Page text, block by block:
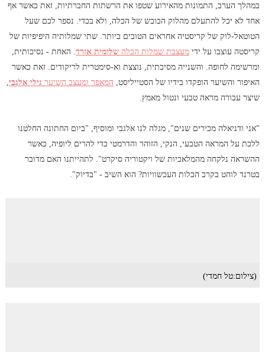
במהלך הערב, התמונות מהאירוע שטפו את הרשתות החברתיות, זאת כאשר אף
אחד לא יכל להתעלם מהלוק הכובש של הכלה, ולא בכדי. נספר לכם שעל
הטוטאל-לוק של קריסטיה אחראים הטובים ביותר. שתי שמלותיה היפיפיות של
קריסטה עוצבו על ידי מעצבת שמלות הכלה שלומית אזרד. האחת - נסיכותית,
ומרשימה לחופה. והשנייה מסיבתית, נוצצת וא-סימטרית לריקודים. זאת כאשר
האיפור והשיער הופקדו בידיו של הסטייליסט, המאפר ומעצב השיער גילי אלגבי,
שיצר עבורה מראה טבעי ונטול מאמץ.
"אני ודניאלה מכירים שנים", מגלה לנו אלגבי ומוסיף, "ביום החתונה החלטנו
ללכת על המראה הטבעי, הנקי, הזוהר והדרמטי כדי להרים ליופיה, כאשר
ההשראה נלקחה מהמלאכיות של ויקטוריה סיקרט". לתהייתנו האם מדובר
בטרנד לוהט בקרב הכלות העכשוויות? הוא השיב - "בדיוק".
(צילום:טל חמדי)